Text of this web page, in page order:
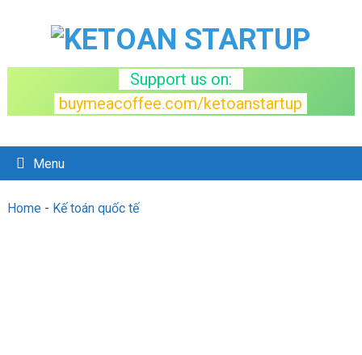
Support us on:
buymeacoffee.com/ketoanstartup
Menu
Home- Kế toán quốc tế